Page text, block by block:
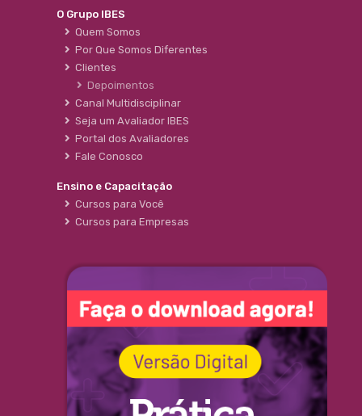
O Grupo IBES
Quem Somos
Por Que Somos Diferentes
Clientes
Depoimentos
Canal Multidisciplinar
Seja um Avaliador IBES
Portal dos Avaliadores
Fale Conosco
Ensino e Capacitação
Cursos para Você
Cursos para Empresas